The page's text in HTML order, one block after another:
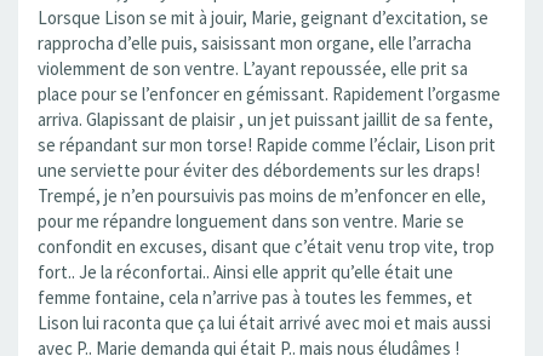
Lorsque Lison se mit à jouir, Marie, geignant d’excitation, se
rapprocha d’elle puis, saisissant mon organe, elle l’arracha
violemment de son ventre. L’ayant repoussée, elle prit sa
place pour se l’enfoncer en gémissant. Rapidement l’orgasme
arriva. Glapissant de plaisir , un jet puissant jaillit de sa fente,
se répandant sur mon torse! Rapide comme l’éclair, Lison prit
une serviette pour éviter des débordements sur les draps!
Trempé, je n’en poursuivis pas moins de m’enfoncer en elle,
pour me répandre longuement dans son ventre. Marie se
confondit en excuses, disant que c’était venu trop vite, trop
fort.. Je la réconfortai.. Ainsi elle apprit qu’elle était une
femme fontaine, cela n’arrive pas à toutes les femmes, et
Lison lui raconta que ça lui était arrivé avec moi et mais aussi
avec P.. Marie demanda qui était P.. mais nous éludâmes !